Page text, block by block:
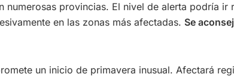
provincias. El nivel de alerta podría ir
en las zonas más afectadas. Se
un inicio de primavera inusual. Afectará